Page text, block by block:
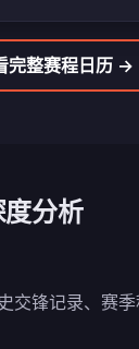
完整赛程日历 →
度分析
交锋记录、赛